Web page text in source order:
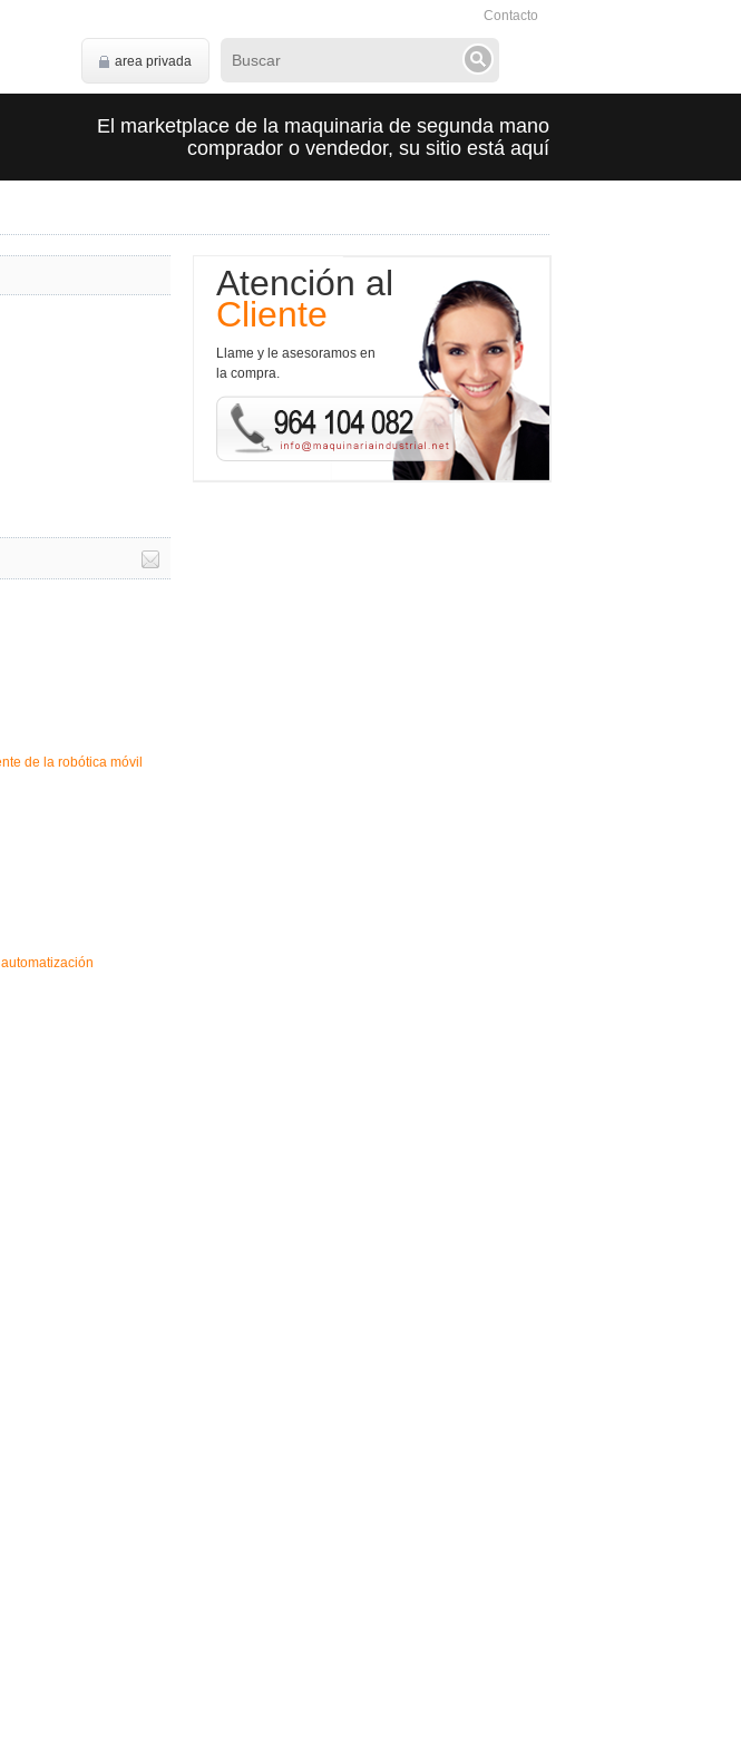
Contacto
area privada
El marketplace de la maquinaria de segunda mano
comprador o vendedor, su sitio está aquí
de la robótica móvil
Atención al
Cliente
Llame y le asesoramos en
la compra.